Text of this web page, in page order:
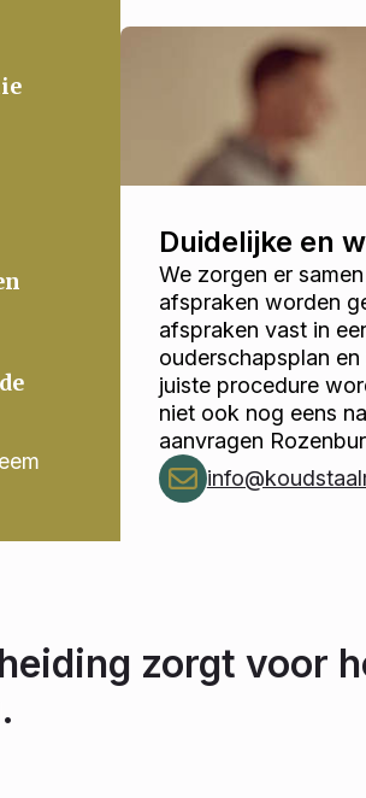
Duidelijke en
We zorgen er
afspraken worden
afspraken vast in
ouderschapsplan
juiste procedure
niet ook nog eens
aanvragen
zorgt voor